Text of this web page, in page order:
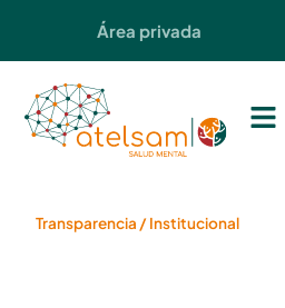
Área privada
Transparencia /Institucional